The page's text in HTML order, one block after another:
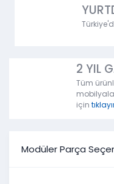
2 YIL
Tüm
için
Modüler Parça